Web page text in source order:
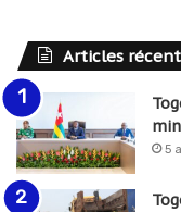
Articles
5